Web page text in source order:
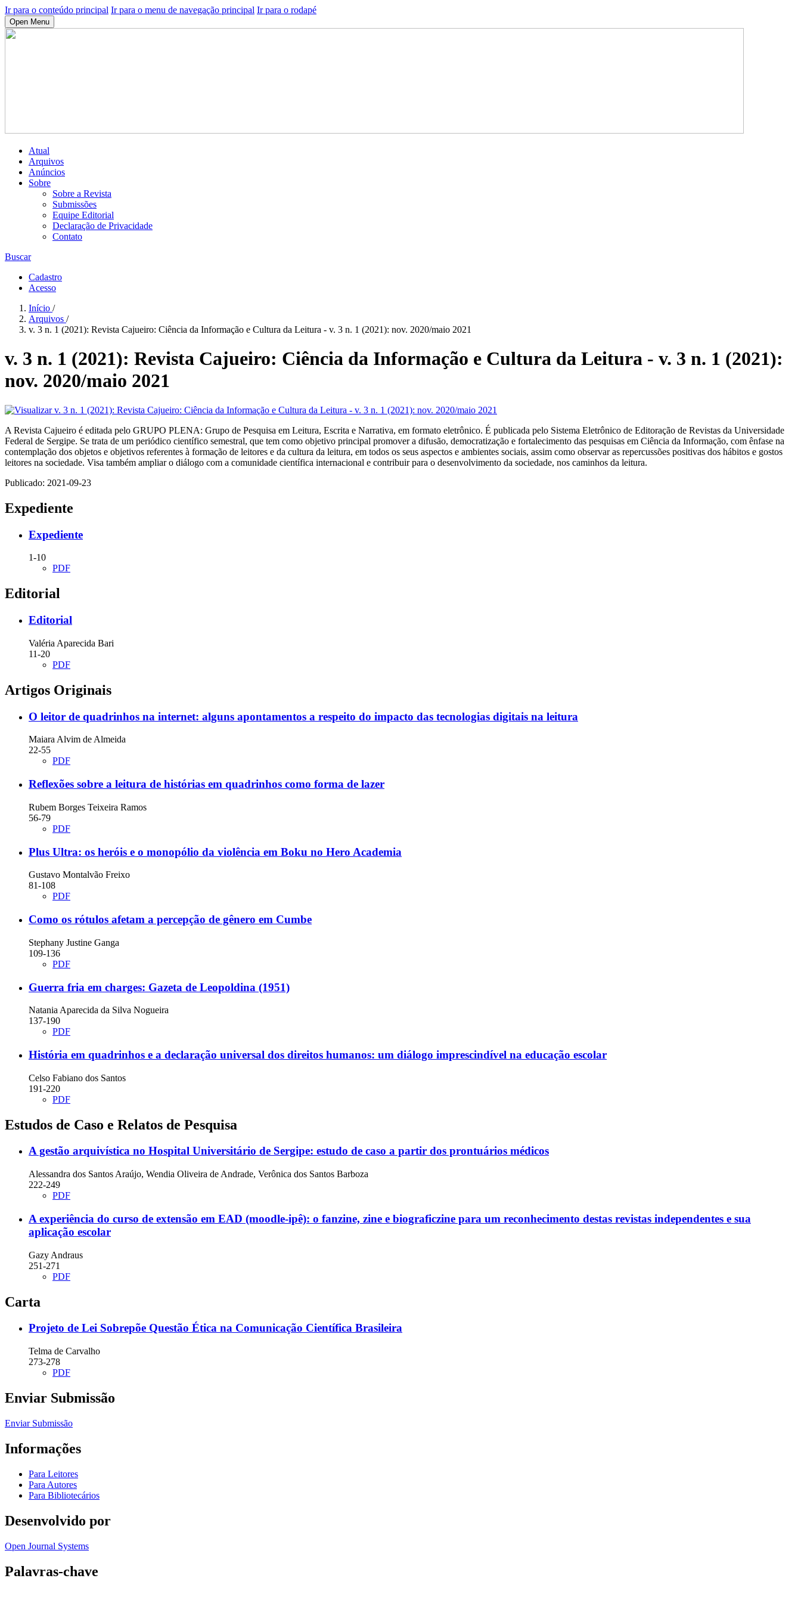
Ir para o conteúdo principal Ir para o menu de navegação principal Ir para o rodapé
Open Menu
Atual
Arquivos
Anúncios
Sobre
Sobre a Revista
Submissões
Equipe Editorial
Declaração de Privacidade
Contato
Buscar
Cadastro
Acesso
Início /
Arquivos /
v. 3 n. 1 (2021): Revista Cajueiro: Ciência da Informação e Cultura da Leitura - v. 3 n. 1 (2021): nov. 2020/maio 2021
v. 3 n. 1 (2021): Revista Cajueiro: Ciência da Informação e Cultura da Leitura - v. 3 n. 1 (2021):
nov. 2020/maio 2021
A Revista Cajueiro é editada pelo GRUPO PLENA: Grupo de Pesquisa em Leitura, Escrita e Narrativa, em formato eletrônico. É publicada pelo Sistema Eletrônico de Editoração de Revistas da Universidade
Federal de Sergipe. Se trata de um periódico científico semestral, que tem como objetivo principal promover a difusão, democratização e fortalecimento das pesquisas em Ciência da Informação, com ênfase na
contemplação dos objetos e objetivos referentes à formação de leitores e da cultura da leitura, em todos os seus aspectos e ambientes sociais, assim como observar as repercussões positivas dos hábitos e gostos
leitores na sociedade. Visa também ampliar o diálogo com a comunidade científica internacional e contribuir para o desenvolvimento da sociedade, nos caminhos da leitura.
Publicado: 2021-09-23
Expediente
Expediente
1-10
PDF
Editorial
Editorial
Valéria Aparecida Bari
11-20
PDF
Artigos Originais
O leitor de quadrinhos na internet: alguns apontamentos a respeito do impacto das tecnologias digitais na leitura
Maiara Alvim de Almeida
22-55
PDF
Reflexões sobre a leitura de histórias em quadrinhos como forma de lazer
Rubem Borges Teixeira Ramos
56-79
PDF
Plus Ultra: os heróis e o monopólio da violência em Boku no Hero Academia
Gustavo Montalvão Freixo
81-108
PDF
Como os rótulos afetam a percepção de gênero em Cumbe
Stephany Justine Ganga
109-136
PDF
Guerra fria em charges: Gazeta de Leopoldina (1951)
Natania Aparecida da Silva Nogueira
137-190
PDF
História em quadrinhos e a declaração universal dos direitos humanos: um diálogo imprescindível na educação escolar
Celso Fabiano dos Santos
191-220
PDF
Estudos de Caso e Relatos de Pesquisa
A gestão arquivística no Hospital Universitário de Sergipe: estudo de caso a partir dos prontuários médicos
Alessandra dos Santos Araújo, Wendia Oliveira de Andrade, Verônica dos Santos Barboza
222-249
PDF
A experiência do curso de extensão em EAD (moodle-ipê): o fanzine, zine e biograficzine para um reconhecimento destas revistas independentes e sua
aplicação escolar
Gazy Andraus
251-271
PDF
Carta
Projeto de Lei Sobrepõe Questão Ética na Comunicação Científica Brasileira
Telma de Carvalho
273-278
PDF
Enviar Submissão
Enviar Submissão
Informações
Para Leitores
Para Autores
Para Bibliotecários
Desenvolvido por
Open Journal Systems
Palavras-chave